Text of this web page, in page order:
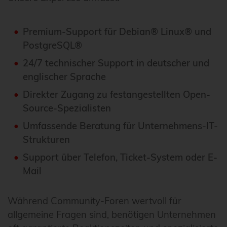
Premium-Support für Debian® Linux® und
PostgreSQL®
24/7 technischer Support in deutscher und
englischer Sprache
Direkter Zugang zu festangestellten Open-
Source-Spezialisten
Umfassende Beratung für Unternehmens-IT-
Strukturen
Support über Telefon, Ticket-System oder E-
Mail
Während Community-Foren wertvoll für
allgemeine Fragen sind, benötigen Unternehmen